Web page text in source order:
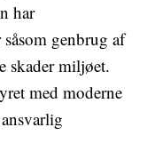
har
genbrug af
skader miljøet.
med moderne